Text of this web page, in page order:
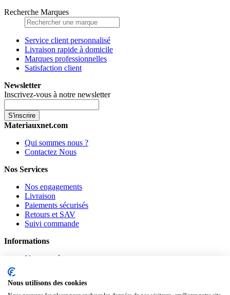
Recherche Marques
Service client personnalisé
Livraison rapide à domicile
Marques professionnelles
Satisfaction client
Newsletter
Inscrivez-vous à notre newsletter
S'inscrire
Materiauxnet.com
Qui sommes nous ?
Contactez Nous
Nos Services
Nos engagements
Livraison
Paiements sécurisés
Retours et SAV
Suivi commande
Informations
Nouveautés
Confidentialité
Nous utilisons des cookies